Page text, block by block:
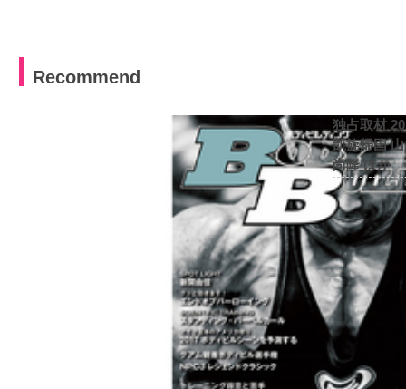
Recommend
独占取材
凱旋帰国
尚隆 ほか